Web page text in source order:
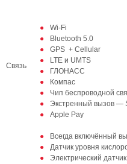
Связь
Wi-Fi
Bluetooth 5.0
GPS + Cellular
LTE и UMTS
ГЛОНАСС
Компас
Чип беспроводной
Экстренный вызов —
Apple Pay
Всегда включённый
Датчик уровня
Электрический